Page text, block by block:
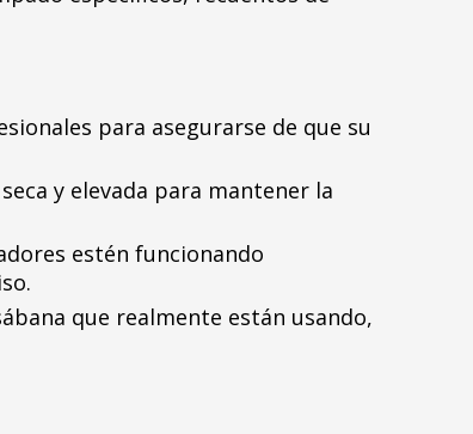
para asegurarse de que su
y elevada para mantener la
estén funcionando
que realmente están usando,